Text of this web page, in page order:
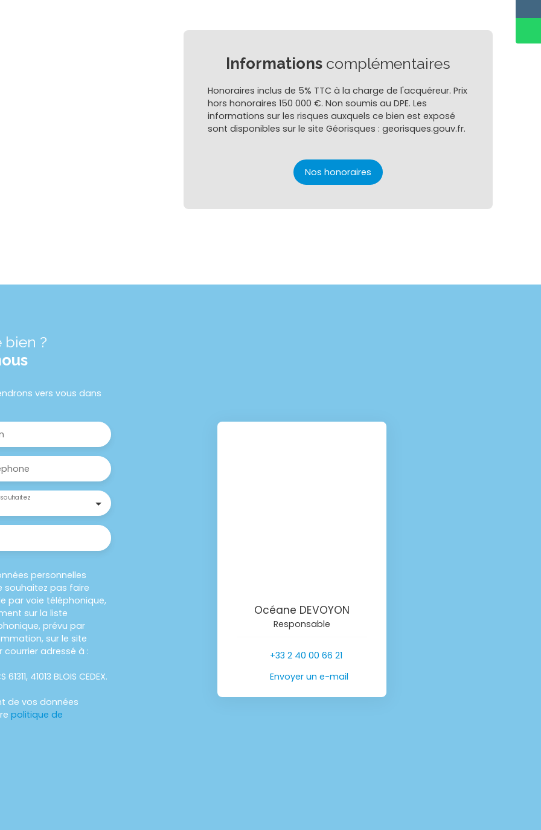
Informations complémentaires
Honoraires inclus de 5% TTC à la charge de l'acquéreur. Prix
hors honoraires 150 000 €. Non soumis au DPE. Les
informations sur les risques auxquels ce bien est exposé
sont disponibles sur le site Géorisques : georisques.gouv.fr.
Nos honoraires
bien ?
vers vous dans
personnelles
souhaitez pas faire
par voie téléphonique,
sur la liste
prévu par
sur le site
adressé à :
41013 BLOIS CEDEX.
de vos données
politique de
Océane DEVOYON
Responsable
+33 2 40 00 66 21
Envoyer un e-mail